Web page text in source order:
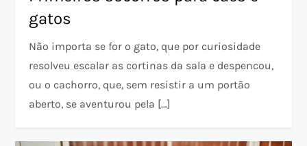
gatos
Não importa se for o gato, que por curiosidade
resolveu escalar as cortinas da sala e despencou,
ou o cachorro, que, sem resistir a um portão
aberto, se aventurou pela […]